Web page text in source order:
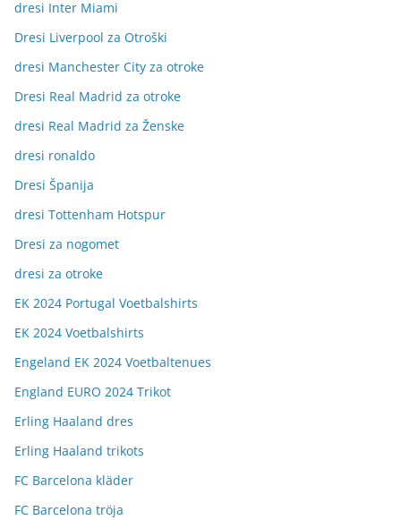
dresi Inter Miami
Dresi Liverpool za Otroški
dresi Manchester City za otroke
Dresi Real Madrid za otroke
dresi Real Madrid za Ženske
dresi ronaldo
Dresi Španija
dresi Tottenham Hotspur
Dresi za nogomet
dresi za otroke
EK 2024 Portugal Voetbalshirts
EK 2024 Voetbalshirts
Engeland EK 2024 Voetbaltenues
England EURO 2024 Trikot
Erling Haaland dres
Erling Haaland trikots
FC Barcelona kläder
FC Barcelona tröja